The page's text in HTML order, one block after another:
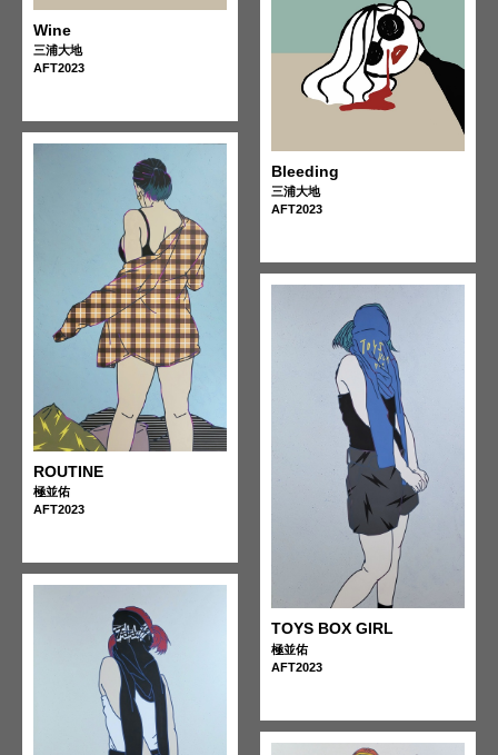
Wine
三浦大地
AFT2023
ROUTINE
極並佑
AFT2023
Bleeding
三浦大地
AFT2023
TOYS BOX GIRL
極並佑
AFT2023